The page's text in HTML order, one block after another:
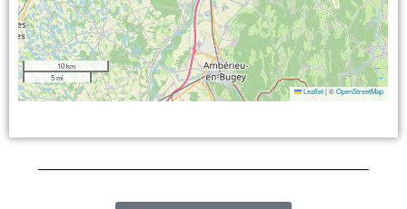
10 km
5 mi
Leaflet |©OpenStreetMap